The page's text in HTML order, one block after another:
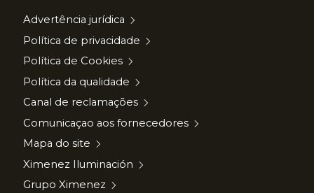
Advertência jurídica
Política de privacidade
Política de Cookies
Política da qualidade
Canal de reclamações
Comunicaçao aos fornecedores
Mapa do site
Ximenez Iluminación
Grupo Ximenez